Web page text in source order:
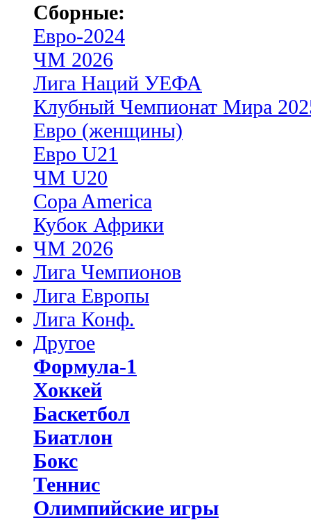
Сборные:
Евро-2024
ЧМ 2026
Лига Наций УЕФА
Клубный Чемпионат Мира
Евро (женщины)
Евро U21
ЧМ U20
Copa America
Кубок Африки
ЧМ 2026
Лига Чемпионов
Лига Европы
Лига Конф.
Другое
Формула-1
Хоккей
Баскетбол
Биатлон
Бокс
Теннис
Олимпийские игры